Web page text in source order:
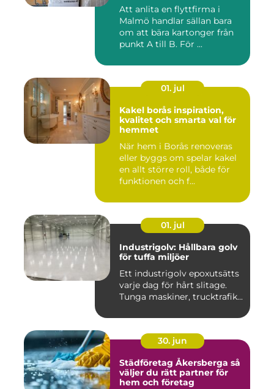
Att anlita en flyttfirma i
Malmö handlar sällan bara
om att bära kartonger från
punkt A till B. För ...
01. jul
Kakel borås inspiration,
kvalitet och smarta val för
hemmet
När hem i Borås renoveras
eller byggs om spelar kakel
en allt större roll, både för
funktionen och f...
01. jul
Industrigolv: Hållbara golv
för tuffa miljöer
Ett industrigolv epoxutsätts
varje dag för hårt slitage.
Tunga maskiner, trucktrafik...
30. jun
Städföretag Åkersberga så
väljer du rätt partner för
hem och företag